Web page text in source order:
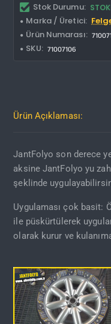
Stok Durumu:
Marka / Üretici:
Ürün Numarası:
SKU: 71007106
Ürün Açıklaması:
JantFolyo son derece
aksine JantFolyo yu
şeklinde
Uygulaması çok basit:
ile püskürtülerek
olarak kurur ve